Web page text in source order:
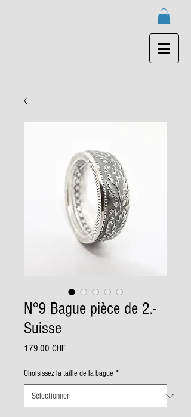
N°9 Bague pièce de 2.-
Suisse
179.00 CHFPrix
Choisissez la taille de la bague *